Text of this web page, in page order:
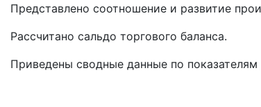
Представлено соотношение и развитие
Рассчитано сальдо торгового баланса.
Приведены сводные данные по